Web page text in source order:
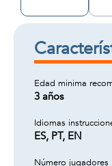
Edad minima
3 años
Idiomas
ES, PT, EN
Número jugadores